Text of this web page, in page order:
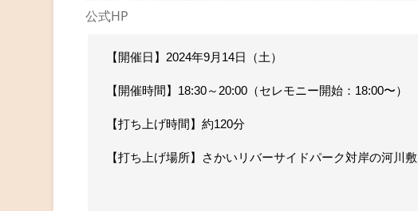
公式HP
【開催日】2024年9月14日（土）
【開催時間】18:30～20:00（セレモニー開始：18:00〜）
【打ち上げ時間】約120分
【打ち上げ場所】さかいリバーサイドパーク対岸の河川敷